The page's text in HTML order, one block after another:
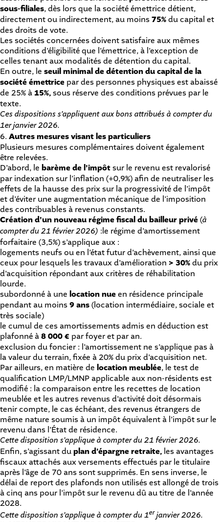
sous-filiales, dès lors que la société émettrice détient,
directement ou indirectement, au moins75%du capital et
des droits de vote.
Les sociétés concernées doivent satisfaire aux mêmes
conditions d’éligibilité que l’émettrice, à l’exception de
celles tenant aux modalités de détention du capital.
En outre, le seuil minimal de détention du capital de la
société émettrice par des personnes physiques est abaissé
de 25% à 15%,sous réserve des conditions prévues par le
texte.
Ces dispositions s’appliquent aux bons attribués à compter du
1er janvier 2026.
6. Autres mesures visant les particuliers
Plusieurs mesures complémentaires doivent également
être relevées.
D’abord, le barème de l’impôtsur le revenu est revalorisé
par indexation sur l’inflation (+0,9%) afin de neutraliser les
effets de la hausse des prix sur la progressivité de l’impôt
et d’éviter une augmentation mécanique de l’imposition
des contribuables à revenus constants.
Création d’un nouveau régime fiscal du bailleur privé(à
compter du 21 février 2026) :le régime d’amortissement
forfaitaire (3,5%) s’applique aux :
logements neufs ou en l’état futur d’achèvement, ainsi que
ceux pour lesquels les travaux d’amélioration > 30%du prix
d’acquisition répondant aux critères de réhabilitation
lourde.
subordonné à une location nueen résidence principale
pendant au moins9 ans(location intermédiaire, sociale et
très sociale)
le cumul de ces amortissements admis en déduction est
plafonné à8 000 € par foyer et par an.
exclusion du foncier : l’amortissement ne s’applique pas à
la valeur du terrain, fixée à 20% du prix d’acquisition net.
Par ailleurs, en matière de location meublée, le test de
qualification LMP/LMNP applicable aux non-résidents est
modifié : la comparaison entre les recettes de location
meublée et les autres revenus d’activité doit désormais
tenir compte, le cas échéant, des revenus étrangers de
même nature soumis à un impôt équivalent à l’impôt sur le
revenu dans l’État de résidence.
Cette disposition s’applique à compter du 21 février 2026.
Enfin, s’agissant duplan d’épargne retraite, les avantages
fiscaux attachés aux versements effectués par le titulaire
après l’âge de 70 ans sont supprimés. En sens inverse, le
délai de report des plafonds non utilisés est allongé de trois
à cinq ans pour l’impôt sur le revenu dû au titre de l’année
2028.
Cette disposition s’applique à compter du 1erjanvier 2026.